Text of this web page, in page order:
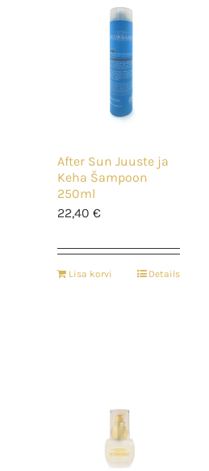
After Sun Juuste ja
Keha Šampoon
250ml
22,40 €
Lisa korvi Details